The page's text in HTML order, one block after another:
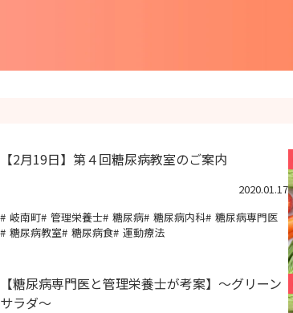
【2月19日】第４回糖尿病教室のご案内
2020.01.17
岐南町
管理栄養士 糖尿病 糖尿病内科
糖尿病専門医
糖尿病教室
糖尿病食 運動療法
【糖尿病専門医と管理栄養士が考案】～グリーン
サラダ～